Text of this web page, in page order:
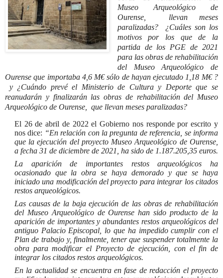
Museo Arqueológico de
Ourense,
llevan meses
paralizadas?
¿Cuáles son los
motivos por los que de la
partida de los PGE de 2021
para las obras de rehabilitación
del Museo Arqueológico de
Ourense que importaba 4,6 M€ sólo de hayan ejecutado 1,18 M€ ?
y ¿Cuándo prevé el Ministerio de Cultura y Deporte que se
reanudarán y finalizarán las obras de rehabilitación del Museo
Arqueológico de Ourense,
que llevan meses paralizadas?
El 26 de abril de 2022 el Gobierno nos responde por escrito y
nos dice: “En relación con la pregunta de referencia, se informa
que la ejecución del proyecto Museo Arqueológico de Ourense,
a fecha 31 de diciembre de 2021, ha sido de 1.187.205,35 euros.
La aparición de importantes restos arqueológicos ha
ocasionado que la obra se haya demorado y que se haya
iniciado una modificación del proyecto para integrar los citados
restos arqueológicos.
Las causas de la baja ejecución de las obras de rehabilitación
del Museo Arqueológico de Ourense han sido producto de la
aparición de importantes y abundantes restos arqueológicos del
antiguo Palacio Episcopal, lo que ha impedido cumplir con el
Plan de trabajo y, finalmente, tener que suspender totalmente la
obra para modificar el Proyecto de ejecución, con el fin de
integrar los citados restos arqueológicos.
En la actualidad se encuentra en fase de redacción el proyecto